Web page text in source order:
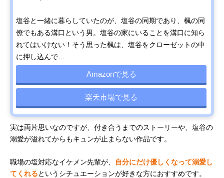
塩谷と一緒に暮らしていたのが、塩谷の同期であり、楓の同
僚でもある溝口という男。塩谷の家にいることを溝口に知ら
れてはいけない！そう思った楓は、塩谷をクローゼットの中
に押し込んで…
Amazonで見る
楽天市場で見る
実は両片思いなのですが、付き合うまでのストーリーや、塩谷の
溺愛が溢れてからもキュンが止まらない作品です。
職場の塩対応なイケメン先輩が、
自分にだけ優しくなって溺愛し
てくれるというシチュエーションが好きな方におすすめです。